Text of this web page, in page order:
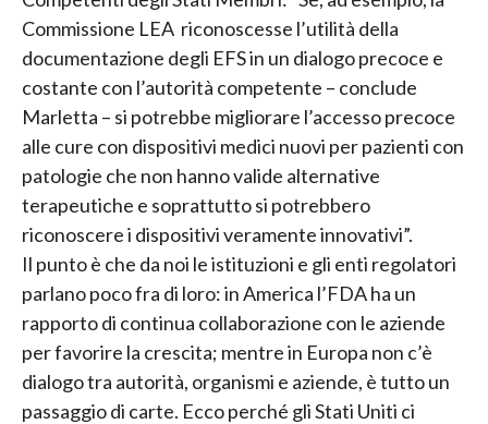
Commissione LEA riconoscesse l’utilità della
documentazione degli EFS in un dialogo precoce e
costante con l’autorità competente – conclude
Marletta – si potrebbe migliorare l’accesso precoce
alle cure con dispositivi medici nuovi per pazienti con
patologie che non hanno valide alternative
terapeutiche e soprattutto si potrebbero
riconoscere i dispositivi veramente innovativi”.
Il punto è che da noi le istituzioni e gli enti regolatori
parlano poco fra di loro: in America l’FDA ha un
rapporto di continua collaborazione con le aziende
per favorire la crescita; mentre in Europa non c’è
dialogo tra autorità, organismi e aziende, è tutto un
passaggio di carte. Ecco perché gli Stati Uniti ci